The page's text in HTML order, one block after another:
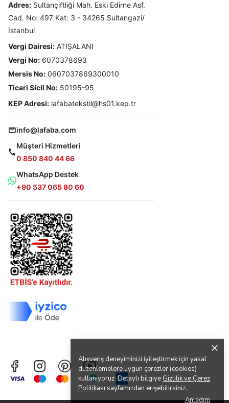
Alışveriş deneyiminizi iyileştirmek için yasal
düzenlemelere uygun çerezler (cookies)
kullanıyoruz. Detaylı bilgiye Gizlilik ve Çerez
Politikası sayfamızdan erişebilirsiniz.
Anladım
Adres: Sultançiftliği Mah. Eski Edirne Asf.
Cad. No: 497 Kat: 3 - 34265 Sultangazi/
İstanbul
Vergi Dairesi: ATIŞALANI
Vergi No: 6070378693
Mersis No: 0607037869300010
Ticari Sicil No: 50195-95
KEP Adresi: lafabatekstil@hs01.kep.tr
info@lafaba.com
Müşteri Hizmetleri
0 850 840 44 66
WhatsApp Destek
+90 537 065 80 60